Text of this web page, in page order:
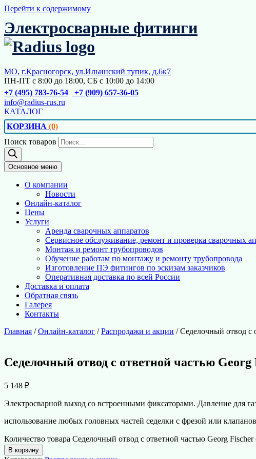
Перейти к содержимому
Электросварные фитинги
МО, г.Красногорск, ул.Ильинский тупик, д.6к7
ПН-ПТ с 8:00 до 18:00, СБ с 10:00 до 14:00
+7 (495) 783-76-54
+7 (909) 657-36-05
info@radius-rus.ru
КАТАЛОГ
КОРЗИНА (0)
Поиск товаров
Основное меню
О компании
Новости
Онлайн-каталог
Цены
Услуги
Аренда сварочных аппаратов
Сервисное обслуживание, ремонт и проверка сварочных
Монтаж и ремонт трубопроводов
Обучение работам по монтажу и ремонту трубопровода
Изготовление ПЭ фитингов по эскизам заказчиков
Оперативная доставка по всей России
Доставка и оплата
Обратная связь
Галерея
Контакты
Главная /Онлайн-каталог /Распродажи и акции / Седелочный отвод с
Седелочный отвод с ответной частью Georg
5 148 ₽
Электросварной выход со встроенными фиксаторами. Давление для
использование любых головных частей седелки с фрезой или
Количество товара Седелочный отвод с ответной частью Georg Fischer
В корзину